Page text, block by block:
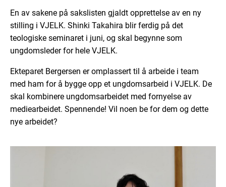
En av sakene på sakslisten gjaldt opprettelse av en ny
stilling i VJELK. Shinki Takahira blir ferdig på det
teologiske seminaret i juni, og skal begynne som
ungdomsleder for hele VJELK.
Ekteparet Bergersen er omplassert til å arbeide i team
med ham for å bygge opp et ungdomsarbeid i VJELK. De
skal kombinere ungdomsarbeidet med fornyelse av
mediearbeidet. Spennende! Vil noen be for dem og dette
nye arbeidet?